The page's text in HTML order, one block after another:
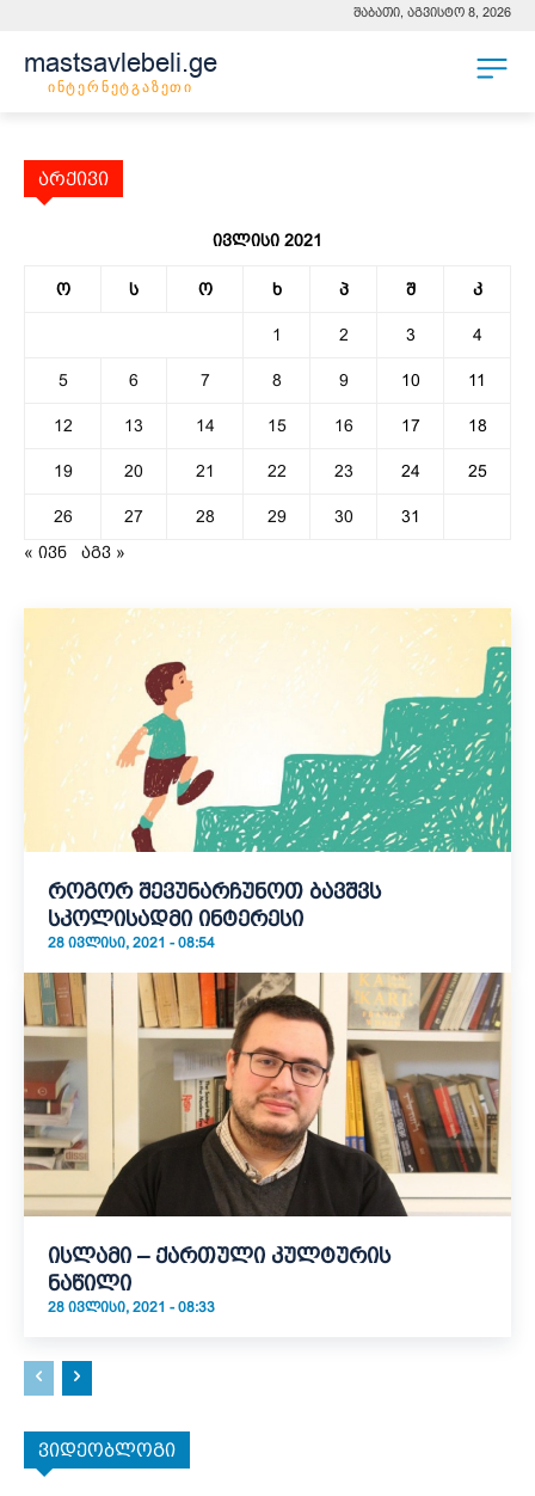
შაბათი, აგვისტო 8, 2026
mastsavlebeli.ge
ინტერნეტგაზეთი
არქივი
ივლისი 2021
ო ს ო ხ პ შ კ
1 2 3 4
5 6 7 8 9 10 11
12 13 14 15 16 17 18
19 20 21 22 23 24 25
26 27 28 29 30
31
« ივნ
აგვ »
როგორ შევუნარჩუნოთ ბავშვს
სკოლისადმი ინტერესი
28 ᲘᲕᲚᲘᲡᲘ, 2021 - 08:54
ისლამი – ქართული კულტურის
ნაწილი
28 ᲘᲕᲚᲘᲡᲘ, 2021 - 08:33
ვიდეობლოგი